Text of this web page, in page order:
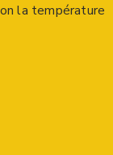
la température